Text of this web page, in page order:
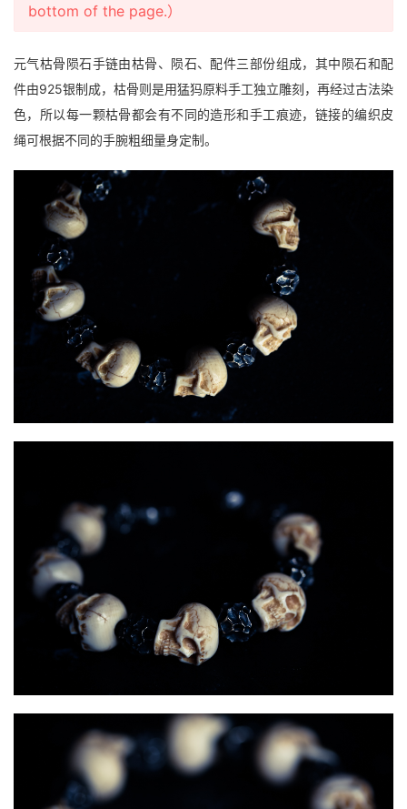
bottom of the page.）
元气枯骨陨石手链由枯骨、陨石、配件三部份组成，其中陨石和配
件由925银制成，枯骨则是用猛犸原料手工独立雕刻，再经过古法染
色，所以每一颗枯骨都会有不同的造形和手工痕迹，链接的编织皮
绳可根据不同的手腕粗细量身定制。